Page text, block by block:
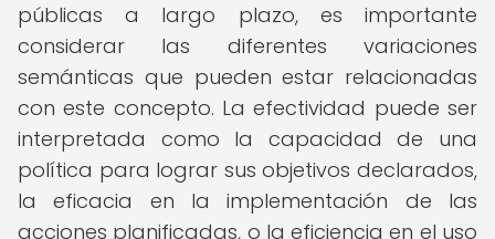
públicas a largo plazo, es importante
considerar las diferentes variaciones
semánticas que pueden estar relacionadas
con este concepto. La efectividad puede ser
interpretada como la capacidad de una
política para lograr sus objetivos declarados,
la eficacia en la implementación de las
acciones planificadas, o la eficiencia en el uso